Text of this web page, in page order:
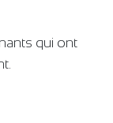
qui ont